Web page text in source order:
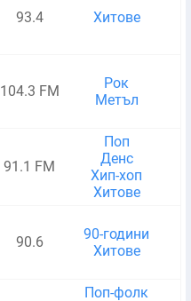
93.4 Хитове
104.3 FM
Рок
Метъл
91.1 FM
Поп
Денс
Хип-хоп
Хитове
90.6
90-години
Хитове
Поп-фолк